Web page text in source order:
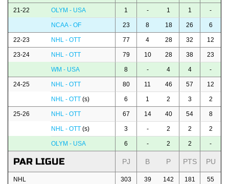
21-22 OLYM - USA 1 - 1 1 -
NCAA - OF 23 8 18 26 6
22-23 NHL - OTT 77 4 28 32 12
23-24 NHL - OTT 79 10 28 38 23
WM - USA 8 - 4 4 -
24-25 NHL - OTT 80 11 46 57 12
NHL - OTT (s) 6 1 2 3 2
25-26 NHL - OTT 67 14 40 54 8
NHL - OTT (s) 3 - 2 2 2
OLYM - USA 6 - 2 2 -
PAR LIGUE PJ B P PTS PU
NHL 303 39 142 181 55